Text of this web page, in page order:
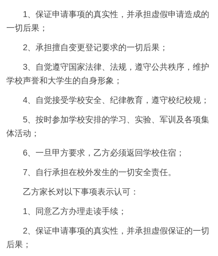
1、保证申请事项的真实性，并承担虚假申请造成的
一切后果；
2、承担擅自变更登记要求的一切后果；
3、自觉遵守国家法律、法规，遵守公共秩序，维护
学校声誉和大学生的自身形象；
4、自觉接受学校安全、纪律教育，遵守校纪校规；
5、按时参加学校安排的学习、实验、军训及各项集
体活动；
6、一旦甲方要求，乙方必须返回学校住宿；
7、自行承担在校外发生的一切安全责任。
乙方家长对以下事项表示认可：
1、同意乙方办理走读手续；
2、保证申请事项的真实性，并承担虚假保证的一切
后果；